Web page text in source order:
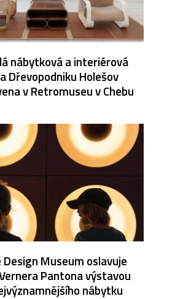
nábytková a interiérová
Dřevopodniku Holešov
v Retromuseu v Chebu
Design Museum oslavuje
Pantona výstavou
nábytku